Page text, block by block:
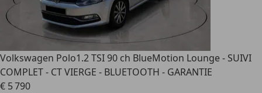
Volkswagen Polo1.2 TSI 90 ch BlueMotion Lounge - SUIVI
COMPLET - CT VIERGE - BLUETOOTH - GARANTIE
€ 5 790